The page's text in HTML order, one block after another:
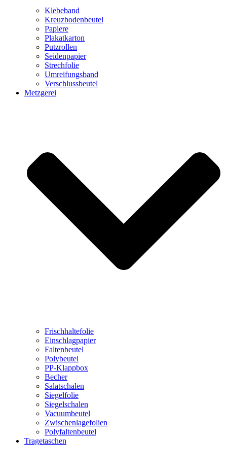
Klebeband
Kreuzbodenbeutel
Papiere
Plakatkarton
Putzrollen
Seidenpapier
Strechfolie
Umreifungsband
Verschlussbeutel
Metzgerei
Frischhaltefolie
Einschlagpapier
Faltenbeutel
Polybeutel
PP-Klappbox
Becher
Salatschalen
Siegelfolie
Siegelschalen
Vacuumbeutel
Zwischenlagefolien
Polyfaltenbeutel
Tragetaschen